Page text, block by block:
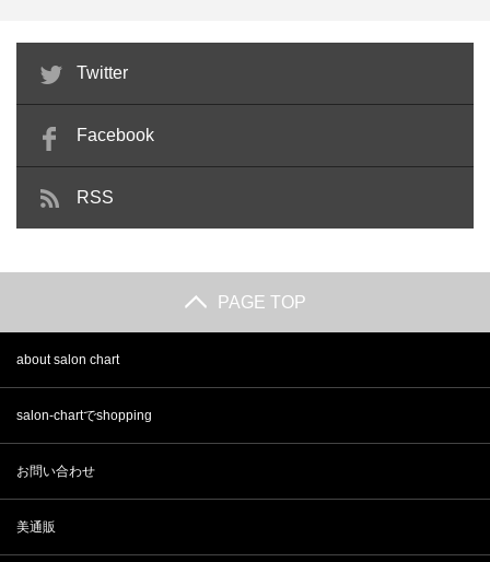
メディカルハーブ検定は独学でも
合格できる？難易度や勉強法…
Twitter
Facebook
RSS
PAGE TOP
about salon chart
salon-chartでshopping
お問い合わせ
美通販